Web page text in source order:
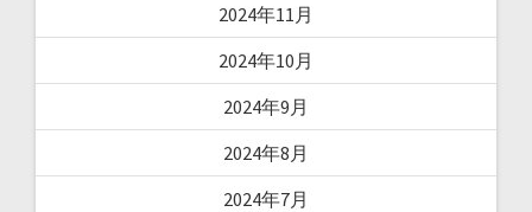
2024年11月
2024年10月
2024年9月
2024年8月
2024年7月